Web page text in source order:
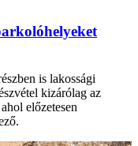
is lakossági
kizárólag az
előzetesen